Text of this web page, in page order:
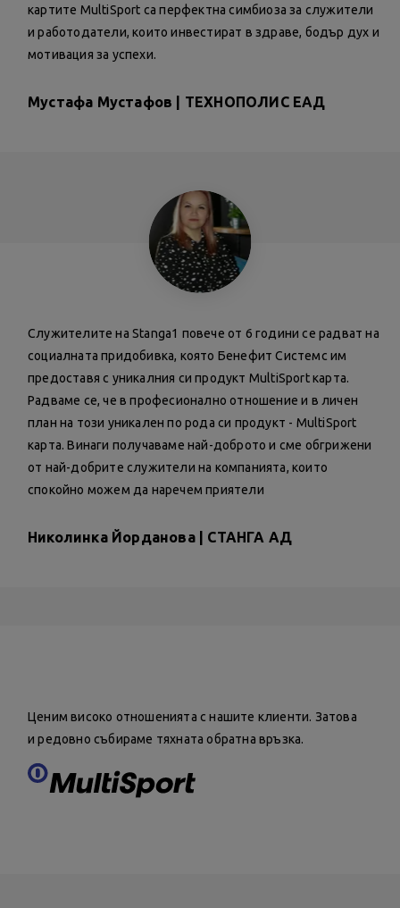
Ценим високо отношенията с нашите клиенти. Затова
и редовно събираме тяхната обратна връзка.
картите MultiSport са перфектна симбиоза за служители
и работодатели, които инвестират в здраве, бодър дух и
мотивация за успехи.
Мустафа Мустафов | ТЕХНОПОЛИС ЕАД
Служителите на Stanga1 повече от 6 години се радват на
социалната придобивка, която Бенефит Системс им
предоставя с уникалния си продукт MultiSport карта.
Радваме се, че в професионално отношение и в личен
план на този уникален по рода си продукт - MultiSport
карта. Винаги получаваме най-доброто и сме обгрижени
от най-добрите служители на компанията, които
спокойно можем да наречем приятели
Николинка Йорданова | СТАНГА АД